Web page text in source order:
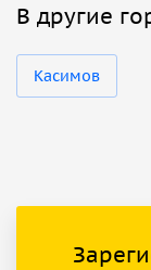
В другие
Касимов